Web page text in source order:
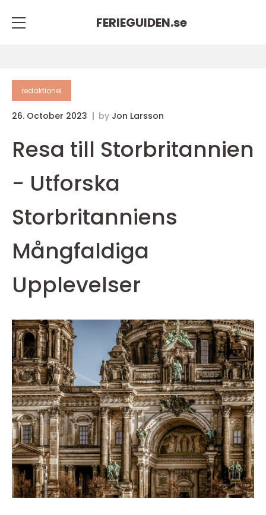
FERIEGUIDEN.se
redaktionel
26. October 2023 by Jon Larsson
Resa till Storbritannien
- Utforska
Storbritanniens
Mångfaldiga
Upplevelser